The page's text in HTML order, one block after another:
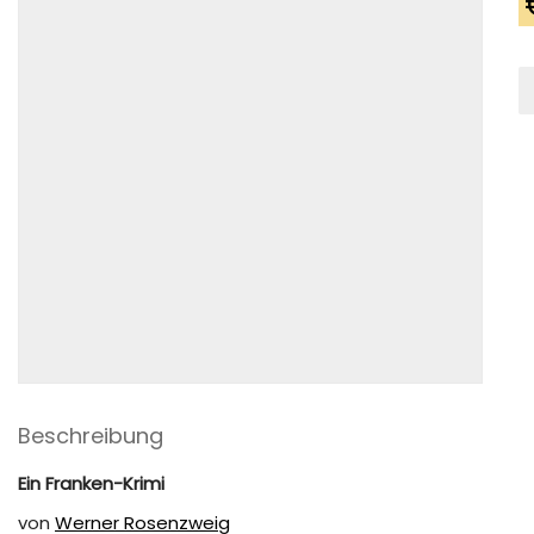
Beschreibung
Ein Franken-Krimi
von Werner Rosenzweig